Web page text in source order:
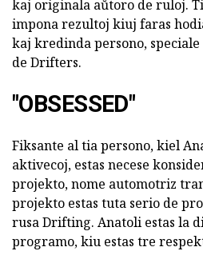
kaj originala aŭtoro de ruloj.
impona rezultoj kiuj faras
kaj kredinda persono,
de Drifters.
"OBSESSED"
Fiksante al tia persono, kiel
aktivecoj, estas necese
projekto, nome automotriz
projekto estas tuta serio de
rusa Drifting. Anatoli estas la
programo, kiu estas tre